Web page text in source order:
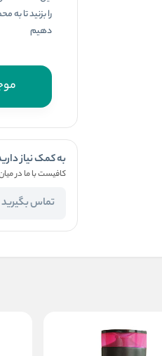
را بزنید تا
دهیم
به کمک نیاز
کافیست با ما در
تماس بگیرید